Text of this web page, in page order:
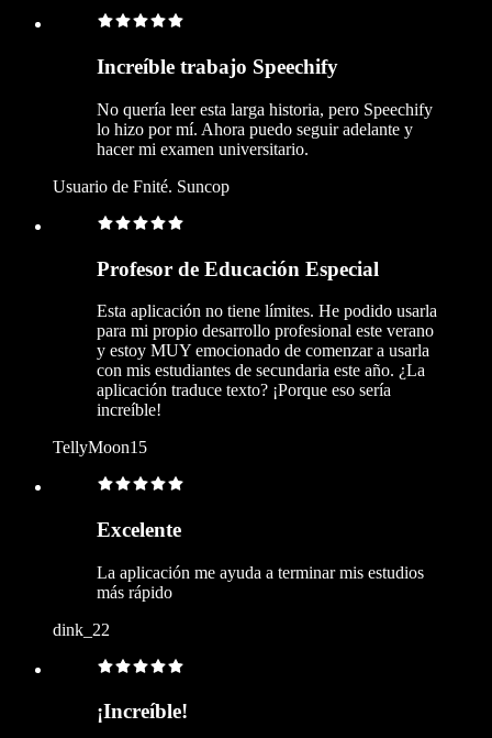
Increíble trabajo Speechify
No quería leer esta larga historia, pero Speechify
lo hizo por mí. Ahora puedo seguir adelante y
hacer mi examen universitario.
Usuario de Fnité. Suncop
Profesor de Educación Especial
Esta aplicación no tiene límites. He podido usarla
para mi propio desarrollo profesional este verano
y estoy MUY emocionado de comenzar a usarla
con mis estudiantes de secundaria este año. ¿La
aplicación traduce texto? ¡Porque eso sería
increíble!
TellyMoon15
Excelente
La aplicación me ayuda a terminar mis estudios
más rápido
dink_22
¡Increíble!